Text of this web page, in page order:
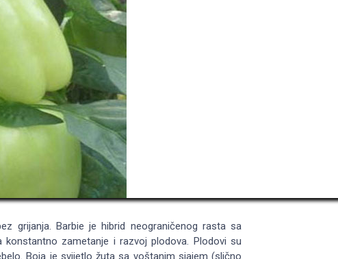
grijanja. Barbie je hibrid neograničenog rasta sa
zametanje i razvoj plodova. Plodovi su
Boja je svijetlo žuta sa voštanim sjajem (slično